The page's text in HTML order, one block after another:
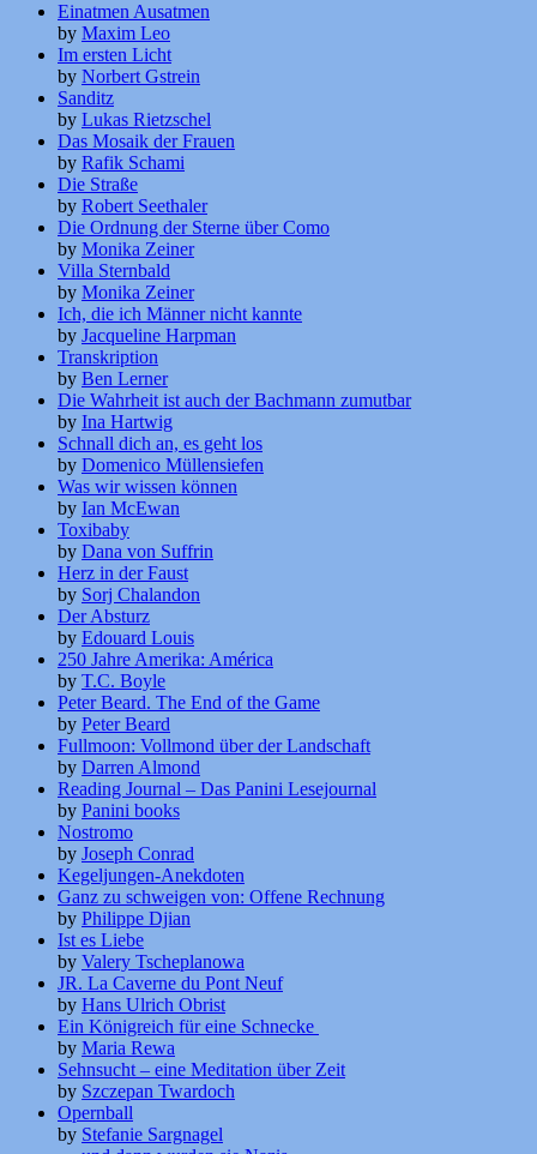
Einatmen Ausatmen
by Maxim Leo
Im ersten Licht
by Norbert Gstrein
Sanditz
by Lukas Rietzschel
Das Mosaik der Frauen
by Rafik Schami
Die Straße
by Robert Seethaler
Die Ordnung der Sterne über Como
by Monika Zeiner
Villa Sternbald
by Monika Zeiner
Ich, die ich Männer nicht kannte
by Jacqueline Harpman
Transkription
by Ben Lerner
Die Wahrheit ist auch der Bachmann zumutbar
by Ina Hartwig
Schnall dich an, es geht los
by Domenico Müllensiefen
Was wir wissen können
by Ian McEwan
Toxibaby
by Dana von Suffrin
Herz in der Faust
by Sorj Chalandon
Der Absturz
by Edouard Louis
250 Jahre Amerika: América
by T.C. Boyle
Peter Beard. The End of the Game
by Peter Beard
Fullmoon: Vollmond über der Landschaft
by Darren Almond
Reading Journal – Das Panini Lesejournal
by Panini books
Nostromo
by Joseph Conrad
Kegeljungen-Anekdoten
Ganz zu schweigen von: Offene Rechnung
by Philippe Djian
Ist es Liebe
by Valery Tscheplanowa
JR. La Caverne du Pont Neuf
by Hans Ulrich Obrist
Ein Königreich für eine Schnecke
by Maria Rewa
Sehnsucht – eine Meditation über Zeit
by Szczepan Twardoch
Opernball
by Stefanie Sargnagel